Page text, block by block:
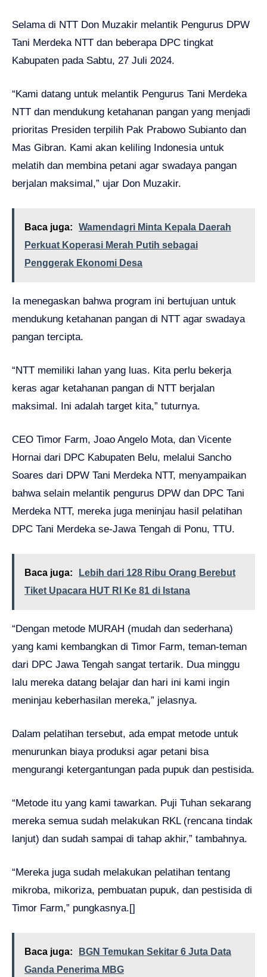
Selama di NTT Don Muzakir melantik Pengurus DPW
Tani Merdeka NTT dan beberapa DPC tingkat
Kabupaten pada Sabtu, 27 Juli 2024.
“Kami datang untuk melantik Pengurus Tani Merdeka
NTT dan mendukung ketahanan pangan yang menjadi
prioritas Presiden terpilih Pak Prabowo Subianto dan
Mas Gibran. Kami akan keliling Indonesia untuk
melatih dan membina petani agar swadaya pangan
berjalan maksimal,” ujar Don Muzakir.
Baca juga:
Wamendagri Minta Kepala Daerah
Perkuat Koperasi Merah Putih sebagai
Penggerak Ekonomi Desa
Ia menegaskan bahwa program ini bertujuan untuk
mendukung ketahanan pangan di NTT agar swadaya
pangan tercipta.
“NTT memiliki lahan yang luas. Kita perlu bekerja
keras agar ketahanan pangan di NTT berjalan
maksimal. Ini adalah target kita,” tuturnya.
CEO Timor Farm, Joao Angelo Mota, dan Vicente
Hornai dari DPC Kabupaten Belu, melalui Sancho
Soares dari DPW Tani Merdeka NTT, menyampaikan
bahwa selain melantik pengurus DPW dan DPC Tani
Merdeka NTT, mereka juga meninjau hasil pelatihan
DPC Tani Merdeka se-Jawa Tengah di Ponu, TTU.
Baca juga:
Lebih dari 128 Ribu Orang Berebut
Tiket Upacara HUT RI Ke 81 di Istana
“Dengan metode MURAH (mudah dan sederhana)
yang kami kembangkan di Timor Farm, teman-teman
dari DPC Jawa Tengah sangat tertarik. Dua minggu
lalu mereka datang belajar dan hari ini kami ingin
meninjau keberhasilan mereka,” jelasnya.
Dalam pelatihan tersebut, ada empat metode untuk
menurunkan biaya produksi agar petani bisa
mengurangi ketergantungan pada pupuk dan pestisida.
“Metode itu yang kami tawarkan. Puji Tuhan sekarang
mereka semua sudah melakukan RKL (rencana tindak
lanjut) dan sudah sampai di tahap akhir,” tambahnya.
“Mereka juga sudah melakukan pelatihan tentang
mikroba, mikoriza, pembuatan pupuk, dan pestisida di
Timor Farm,” pungkasnya.[]
Baca juga:
BGN Temukan Sekitar 6 Juta Data
Ganda Penerima MBG